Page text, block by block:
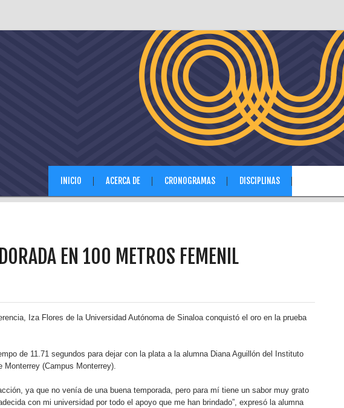
INICIO ACERCA DE CRONOGRAMAS DISCIPLINAS
EN 100 METROS FEMENIL
Iza Flores de la Universidad Autónoma de Sinaloa conquistó el oro en la prueba
de 11.71 segundos para dejar con la plata a la alumna Diana Aguillón del Instituto
Monterrey (Campus Monterrey).
ya que no venía de una buena temporada, pero para mí tiene un sabor muy grato
con mi universidad por todo el apoyo que me han brindado”, expresó la alumna